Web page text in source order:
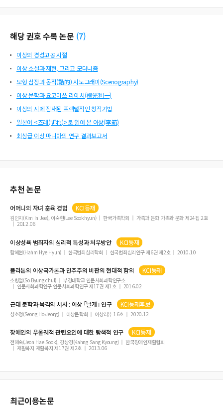
해당 권호 수록 논문 (7)
이상의 경성고공 시절
이상 소설과 재현, 그리고 모더니즘
모형 심장과 동적(動的) 시노그래피(Scenography)
이상 문학과 요코미쓰 리이치(横光利一)
이상의 시에 잠재된 프랙털적인 창작기법
일본어 <즈레(ずれ)>로 읽어 본 이상(李箱)
최상급 이상 마니아의 연구 결과보고서
추천 논문
어머니의 자녀 훈육 경험 KCI등재
김인지(Kim In Jee), 이숙현(Lee Sookhyun) 한국가족학회
가족과 문화 가족과 문화 제24집 2호
2012.06
이상성욕 범죄자의 심리적 특성과 처우방안 KCI등재
함혜현(Hahm Hye Hyun) 한국범죄심리학회 한국범죄심리연구 제6권 제2호 2010.10
플라톤의 이상국가론과 민주주의 비판의 현대적 함의 KCI등재
소병철(So Byung chul)
부경대학교 인문사회과학연구소
인문사회과학연구 인문사회과학연구 제17권 제1호
2016.02
근대 문학과 목격의 서사 : 이상｢날개｣ 연구 KCI등재후보
성호정(Seong Ho-Jeong) 이상문학회 이상리뷰 16호 2020.12
장애인의 우울궤적 관련요인에 대한 탐색적 연구 KCI등재
전해숙(Jeon Hae Sook), 강상경(Kahng Sang Kyoung)
한국장애인재활협회
재활복지 재활복지 제17권 제2호
2013.06
최근이용논문